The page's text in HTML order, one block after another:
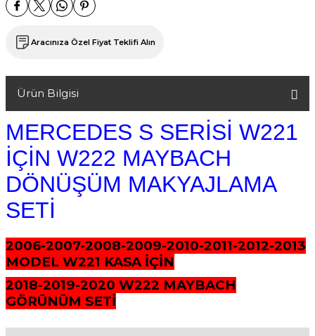
Aracınıza Özel Fiyat Teklifi Alın
Ürün Bilgisi
MERCEDES S SERİSİ W221
İÇİN W222 MAYBACH
DÖNÜŞÜM MAKYAJLAMA
SETİ
2006-2007-2008-2009-2010-2011-2012-2013
MODEL W221 KASA İÇİN
2018-2019-2020 W222 MAYBACH
GÖRÜNÜM SETİ